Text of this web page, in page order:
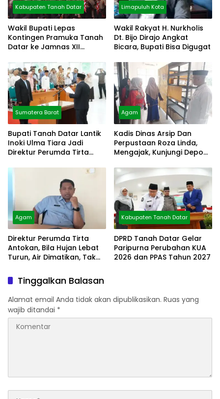
Kabupaten Tanah Datar
Wakil Bupati Lepas
Kontingen Pramuka Tanah
Datar ke Jamnas XII
Limapuluh Kota
Wakil Rakyat H. Nurkholis
Dt. Bijo Dirajo Angkat
Bicara, Bupati Bisa Digugat
Sumatera Barat
Bupati Tanah Datar Lantik
Inoki Ulma Tiara Jadi
Direktur Perumda Tirta
Agam
Kadis Dinas Arsip Dan
Perpustaan Roza Linda,
Mengajak, Kunjungi Depo
Agam
Direktur Perumda Tirta
Antokan, Bila Hujan Lebat
Turun, Air Dimatikan, Tak
Kabupaten Tanah Datar
DPRD Tanah Datar Gelar
Paripurna Perubahan KUA
2026 dan PPAS Tahun 2027
Tinggalkan Balasan
Alamat email Anda tidak akan dipublikasikan. Ruas yang
wajib ditandai *